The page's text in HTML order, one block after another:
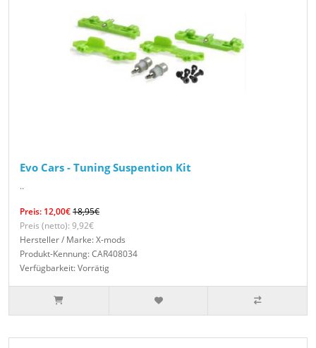
Evo Cars - Tuning Suspention Kit
..
Preis: 12,00€18,95€
Preis (netto): 9,92€
Hersteller / Marke: X-mods
Produkt-Kennung: CAR408034
Verfügbarkeit: Vorrätig